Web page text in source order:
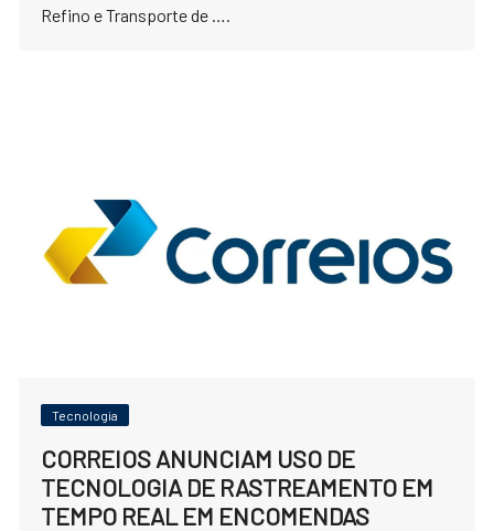
Refino e Transporte de ….
Tecnologia
CORREIOS ANUNCIAM USO DE
TECNOLOGIA DE RASTREAMENTO EM
TEMPO REAL EM ENCOMENDAS